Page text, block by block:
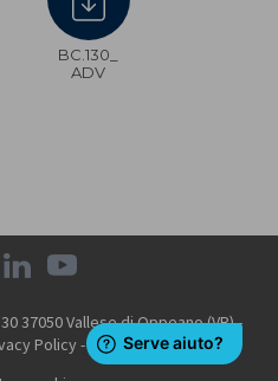
BC.130_
ADV
37050 Vallese di Oppeano (VR) -
Policy- Cookie Policy